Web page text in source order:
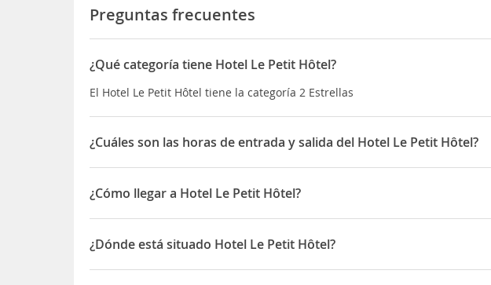
Preguntas frecuentes
¿Qué categoría tiene Hotel Le Petit Hôtel?
El Hotel Le Petit Hôtel tiene la categoría 2 Estrellas
¿Cuáles son las horas de entrada y salida del Hotel Le Petit Hôtel?
La entrada a Hotel Le Petit Hôtel es desde las 24:00 horas y la salida hasta
¿Cómo llegar a Hotel Le Petit Hôtel?
Está enRue Gardères, a sólo 220 metros de laPiscina Municipal. El Centro
igual que el
Cine Le Royal
. La parada de transporte Público está a sólo
fácilmente. El Aeropuerto de Biarritzestá a tan solo 11 minutos.
¿Dónde está situado Hotel Le Petit Hôtel?
El Hotel Le Petit Hôtel está situado en 11 Rue Gardères